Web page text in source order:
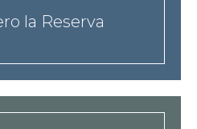
la Reserva